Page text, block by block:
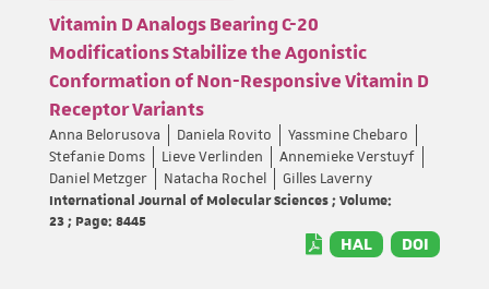
Vitamin D Analogs Bearing C-20
Modifications Stabilize the Agonistic
Conformation of Non-Responsive Vitamin D
Receptor Variants
Anna Belorusova Daniela Rovito
Yassmine Chebaro
Stefanie Doms
Lieve Verlinden
Annemieke Verstuyf
Daniel Metzger
Natacha Rochel
Gilles Laverny
International Journal of Molecular Sciences ; Volume:
23 ; Page: 8445
HAL DOI